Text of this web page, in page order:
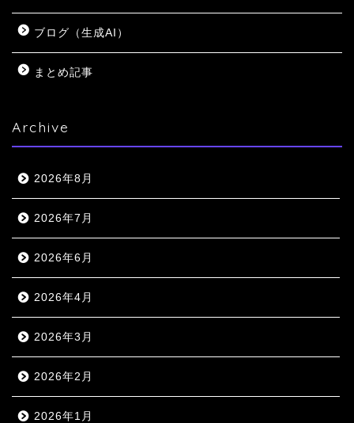
ブログ（生成AI）
まとめ記事
Archive
2026年8月
2026年7月
2026年6月
2026年4月
2026年3月
2026年2月
2026年1月